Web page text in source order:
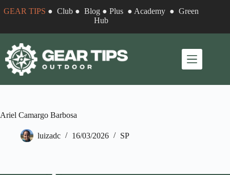
para
conteúdo
GEAR TIPS ●Club ●Blog ●Plus ● Academy ●Green
Hub
Ariel Camargo Barbosa
luizadc 16/03/2026 SP